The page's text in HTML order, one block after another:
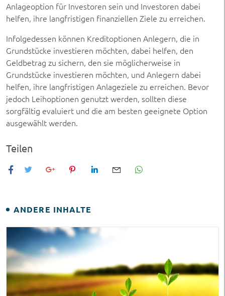
Anlageoption für Investoren sein und Investoren dabei
helfen, ihre langfristigen finanziellen Ziele zu erreichen.
Infolgedessen können Kreditoptionen Anlegern, die in
Grundstücke investieren möchten, dabei helfen, den
Geldbetrag zu sichern, den sie möglicherweise in
Grundstücke investieren möchten, und Anlegern dabei
helfen, ihre langfristigen Anlageziele zu erreichen. Bevor
jedoch Leihoptionen genutzt werden, sollten diese
sorgfältig evaluiert und die am besten geeignete Option
ausgewählt werden.
Teilen
ANDERE INHALTE